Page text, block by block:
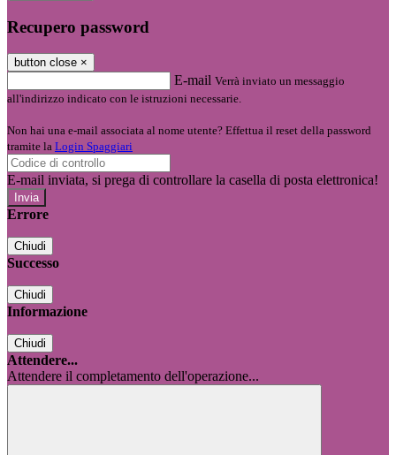
Recupero password
button close ×
E-mail Verrà inviato un messaggio
all'indirizzo indicato con le istruzioni necessarie.
Non hai una e-mail associata al nome utente? Effettua il reset della password
tramite la Login Spaggiari
E-mail inviata, si prega di controllare la casella di posta elettronica!
Errore
Chiudi
Successo
Chiudi
Informazione
Chiudi
Attendere...
Attendere il completamento dell'operazione...